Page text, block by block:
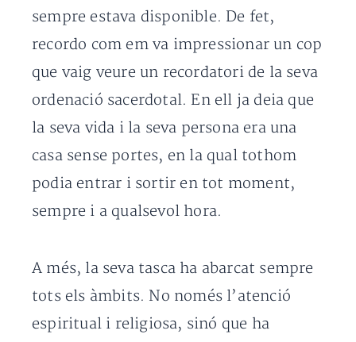
sempre estava disponible. De fet,
recordo com em va impressionar un cop
que vaig veure un recordatori de la seva
ordenació sacerdotal. En ell ja deia que
la seva vida i la seva persona era una
casa sense portes, en la qual tothom
podia entrar i sortir en tot moment,
sempre i a qualsevol hora.
A més, la seva tasca ha abarcat sempre
tots els àmbits. No només l’atenció
espiritual i religiosa, sinó que ha